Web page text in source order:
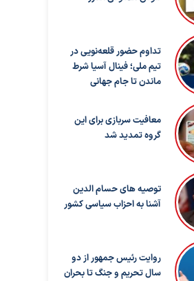
تداوم حضور قلعه‌نویی در
تیم ملی؛ فینال آسیا شرط
ماندن تا جام جهانی
معافیت سربازی برای این
گروه تمدید شد
توصیه های حسام الدین
آشنا به احزاب سیاسی کشور
روایت رئیس جمهور از دو
سال تحریم و جنگ تا بحران